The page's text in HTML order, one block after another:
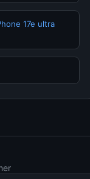
17e ultra